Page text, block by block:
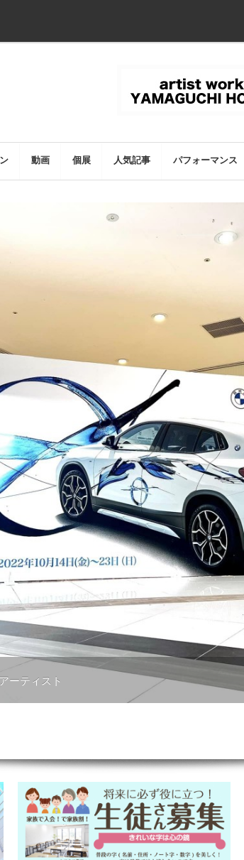
動画 個展 人気記事 パフォーマンス
ーティスト